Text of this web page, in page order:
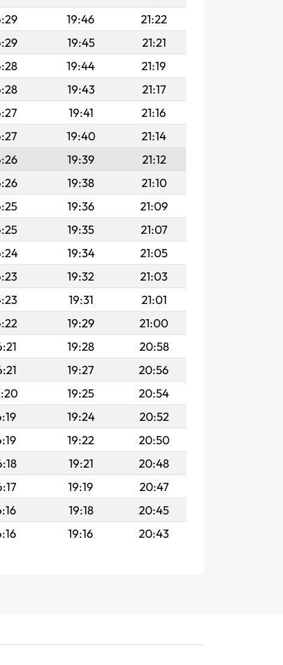
19:46
21:22
19:45
21:21
19:44
21:19
19:43
21:17
19:41
21:16
19:40
21:14
19:39
21:12
19:38
21:10
19:36
21:09
19:35
21:07
19:34
21:05
19:32
21:03
19:31
21:01
19:29
21:00
19:28
20:58
19:27
20:56
19:25
20:54
19:24
20:52
19:22
20:50
19:21
20:48
19:19
20:47
19:18
20:45
19:16 20:43